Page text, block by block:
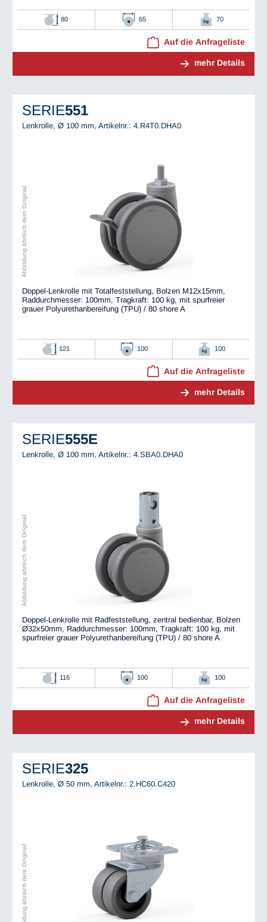
80 65 70
Auf die Anfrageliste
mehr Details
SERIE551
Lenkrolle, Ø 100 mm, Artikelnr.: 4.R4T0.DHA0
Abbildung ähnlich dem Original
Doppel-Lenkrolle mit Totalfeststellung, Bolzen M12x15mm,
Raddurchmesser: 100mm, Tragkraft: 100 kg, mit spurfreier
grauer Polyurethanbereifung (TPU) / 80 shore A
121 100 100
Auf die Anfrageliste
mehr Details
SERIE555E
Lenkrolle, Ø 100 mm, Artikelnr.: 4.SBA0.DHA0
Abbildung ähnlich dem Original
Doppel-Lenkrolle mit Radfeststellung, zentral bedienbar, Bolzen
Ø32x50mm, Raddurchmesser: 100mm, Tragkraft: 100 kg, mit
spurfreier grauer Polyurethanbereifung (TPU) / 80 shore A
116 100 100
Auf die Anfrageliste
mehr Details
SERIE325
Lenkrolle, Ø 50 mm, Artikelnr.: 2.HC60.C420
Abbildung ähnlich dem Original